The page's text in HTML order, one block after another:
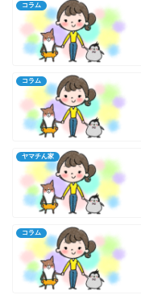
コラム
コラム
ヤマチん家
コラム